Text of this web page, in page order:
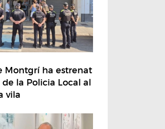
Montgrí ha estrenat
la Policia Local al
vila